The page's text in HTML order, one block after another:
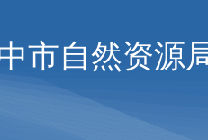
市自然资源